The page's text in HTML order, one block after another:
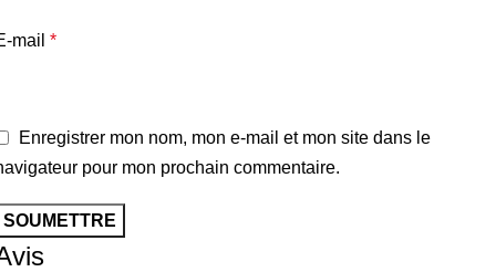
mail *
Enregistrer mon nom, mon e-mail et mon site dans le
pour mon prochain commentaire.